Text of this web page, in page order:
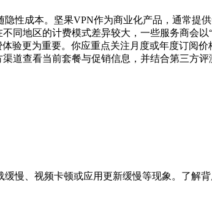
性成本。坚果VPN作为商业化产品，通常提
同地区的计费模式差异较大，一些服务商会
验更为重要。你应重点关注月度或年度订阅
道查看当前套餐与促销信息，并结合第三方
慢、视频卡顿或应用更新缓慢等现象。了解